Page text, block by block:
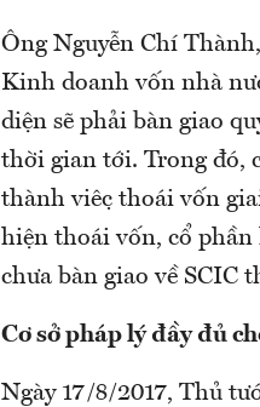
Ông Nguyễn Chí
Kinh doanh vốn nhà
diện sẽ phải bàn giao
thời gian tới. Trong đó,
thành việc thoái vốn
hiện thoái vốn, cổ phần
chưa bàn giao về SCIC
Cơ sở pháp lý đầy đủ
Ngày 17/8/2017, Thủ